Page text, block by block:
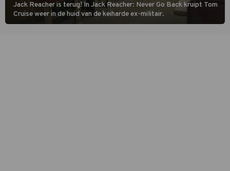
Jack Reacher is terug! In Jack Reacher: Never Go Back kruipt Tom
Cruise weer in de huid van de keiharde ex-militair.